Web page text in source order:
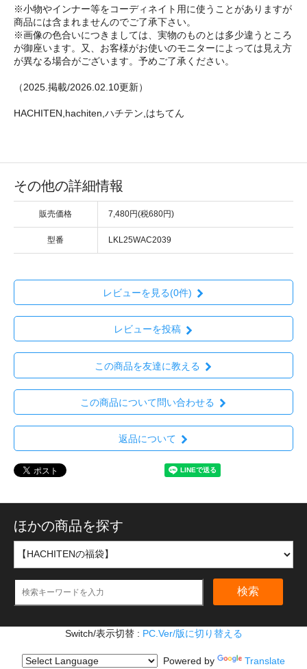
※小物やインナー等をコーディネイト用に使うことがありますが
商品には含まれませんのでご了承下さい。
※画像の色合いにつきましては、実物のものとは多少違うところ
が御座います。又、お客様がお使いのモニターによっては見え方
が異なる場合がございます。予めご了承ください。
（2025.掲載/2026.02.10更新）
HACHITEN,hachiten,ハチテン,はちてん
その他の詳細情報
販売価格 7,480円(税680円)
型番 LKL25WAC2039
レビューを見る(0件)
レビューを投稿
この商品を友達に教える
この商品について問い合わせる
返品について
ほかの商品を探す
検索
Switch/表示切替 : PC.Ver/版に切り替える
Powered by Translate